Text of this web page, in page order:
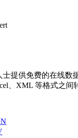
士提供免费的在线数
、XML 等格式之间